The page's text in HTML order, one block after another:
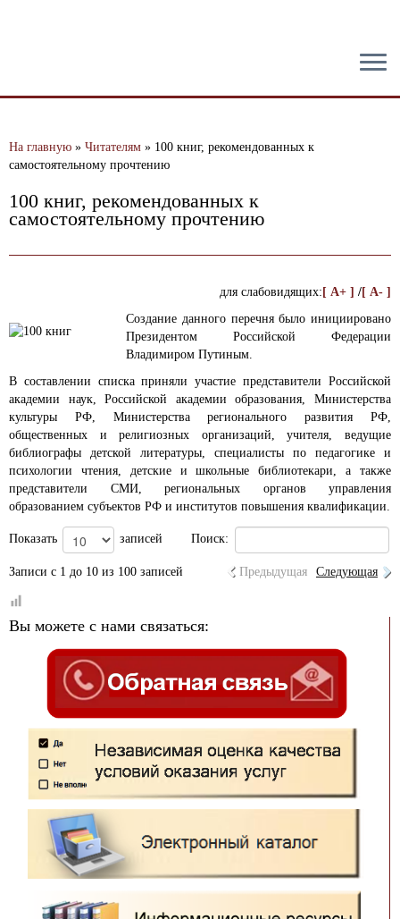
На главную » Читателям » 100 книг, рекомендованных к
самостоятельному прочтению
100 книг, рекомендованных к
самостоятельному прочтению
для слабовидящих: [ A+ ] /[ A- ]
Создание данного перечня было инициировано
Президентом Российской Федерации
Владимиром Путиным.
В составлении списка приняли участие представители Российской
академии наук, Российской академии образования, Министерства
культуры РФ, Министерства регионального развития РФ,
общественных и религиозных организаций, учителя, ведущие
библиографы детской литературы, специалисты по педагогике и
психологии чтения, детские и школьные библиотекари, а также
представители СМИ, региональных органов управления
образованием субъектов РФ и институтов повышения квалификации.
Показать записей Поиск:
Записи с 1 до 10 из 100 записей Предыдущая Следующая
Вы можете с нами связаться: